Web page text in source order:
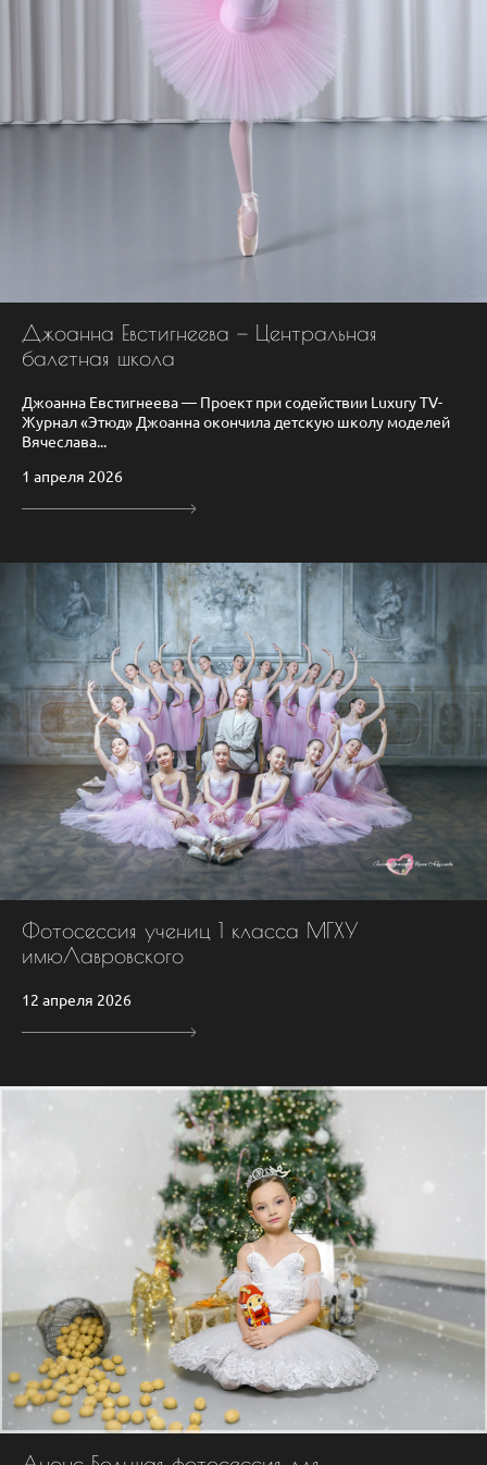
Джоанна Евстигнеева — Центральная
балетная школа
Джоанна Евстигнеева — Проект при содействии Luxury TV-
Журнал «Этюд» Джоанна окончила детскую школу моделей
Вячеслава...
1 апреля 2026
Фотосессия учениц 1 класса МГХУ
имюЛавровского
12 апреля 2026